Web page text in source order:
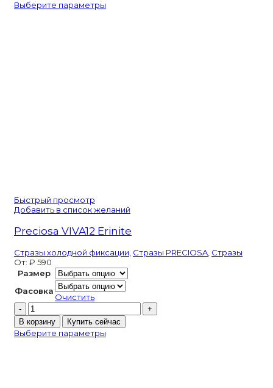
VIVA12
Выберите параметры
Быстрый просмотр
Добавить в список желаний
Preciosa VIVA12 Erinite
Стразы холодной фиксации Стразы PRECIOSA Стразы
От: ₽ 590
Размер
Фасовка
Очистить
Количество
товара
Preciosa
VIVA12
В корзину Купить сейчас
Выберите параметры